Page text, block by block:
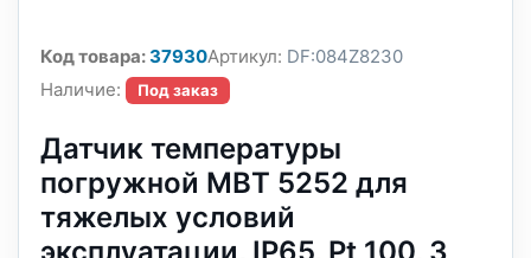
Код товара:37930Артикул: DF:084Z8230
Наличие:
Под заказ
Датчик температуры
погружной MBT 5252 для
тяжелых условий